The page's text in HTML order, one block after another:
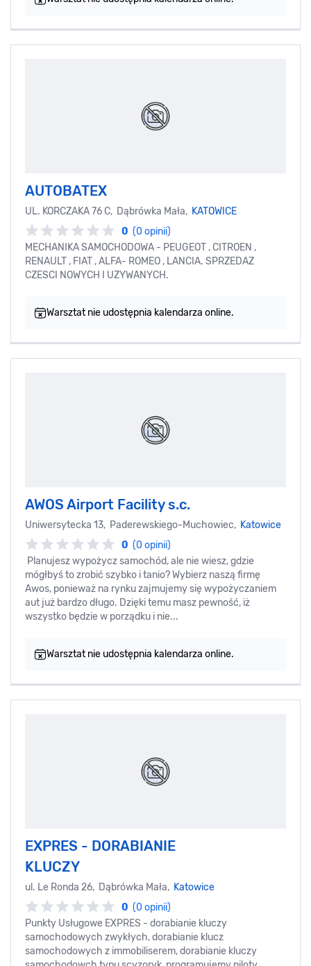
AUTOBATEX
UL. KORCZAKA 76 C, Dąbrówka Mała, KATOWICE
0 (0 opinii)
MECHANIKA SAMOCHODOWA - PEUGEOT , CITROEN ,
RENAULT , FIAT , ALFA- ROMEO , LANCIA. SPRZEDAZ
CZESCI NOWYCH I UZYWANYCH.
Warsztat nie udostępnia kalendarza online.
AWOS Airport Facility s.c.
Uniwersytecka 13, Paderewskiego-Muchowiec, Katowice
0 (0 opinii)
Planujesz wypożycz samochód, ale nie wiesz, gdzie
mógłbyś to zrobić szybko i tanio? Wybierz naszą firmę
Awos, ponieważ na rynku zajmujemy się wypożyczaniem
aut już bardzo długo. Dzięki temu masz pewność, iż
wszystko będzie w porządku i nie...
Warsztat nie udostępnia kalendarza online.
EXPRES - DORABIANIE
KLUCZY
ul. Le Ronda 26, Dąbrówka Mała, Katowice
0 (0 opinii)
Punkty Usługowe EXPRES - dorabianie kluczy
samochodowych zwykłych, dorabianie klucz
samochodowych z immobiliserem, dorabianie kluczy